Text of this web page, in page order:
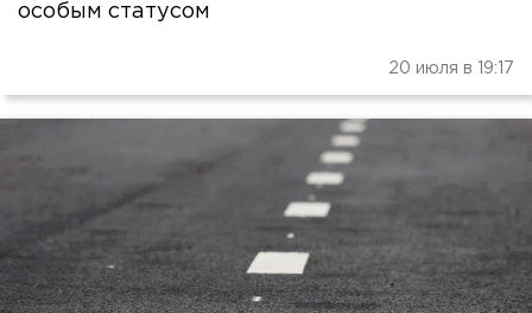
особым статусом
20 июля в 19:17